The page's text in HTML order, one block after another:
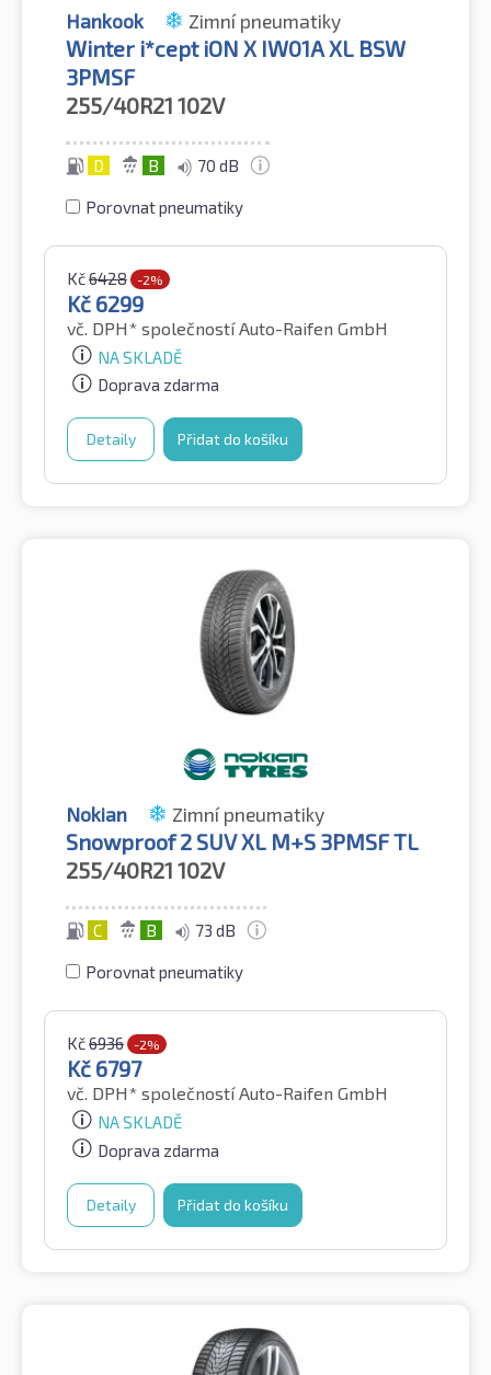
Hankook Zimní pneumatiky
Winter i*cept iON X IW01A XL BSW
3PMSF
255/40R21 102V
D B 70 dB
Porovnat pneumatiky
Kč6428 -2%
Kč 6299
vč. DPH* společností Auto-Raifen GmbH
NA SKLADĚ
Doprava zdarma
Detaily Přidat do košíku
Nokian Zimní pneumatiky
Snowproof 2 SUV XL M+S 3PMSF TL
255/40R21 102V
C B 73 dB
Porovnat pneumatiky
Kč6936 -2%
Kč 6797
vč. DPH* společností Auto-Raifen GmbH
NA SKLADĚ
Doprava zdarma
Detaily Přidat do košíku